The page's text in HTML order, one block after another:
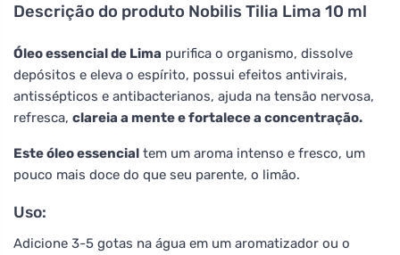
Descrição do produto Nobilis Tilia Lima 10 ml
Óleo essencial de Lima purifica o organismo, dissolve
depósitos e eleva o espírito, possui efeitos antivirais,
antissépticos e antibacterianos, ajuda na tensão nervosa,
refresca, clareia a mente e fortalece a concentração.
Este óleo essencial tem um aroma intenso e fresco, um
pouco mais doce do que seu parente, o limão.
Uso:
Adicione 3-5 gotas na água em um aromatizador ou o